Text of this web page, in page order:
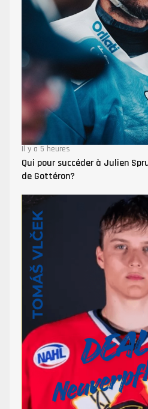
Il y a 5 heures
Qui pour succéder à Julien
de Gottéron?